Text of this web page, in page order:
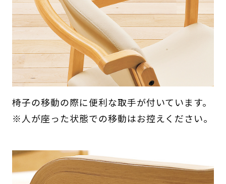
椅子の移動の際に便利な取手が付いています。
※人が座った状態での移動はお控えください。